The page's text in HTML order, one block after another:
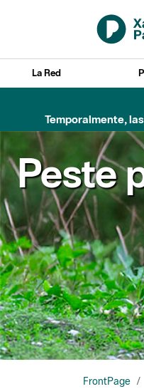
Saltar al contenido principal
La Red
Temporalmente,
Peste
FrontPage